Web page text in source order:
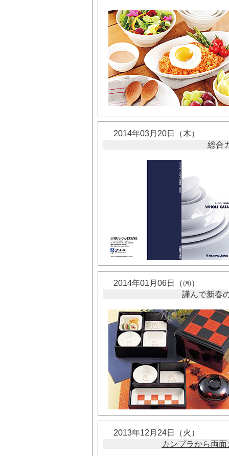
2014年03月20日（木）
総合
2014年01月06日（㈪）
謹んで新春
2013年12月24日（火）
カンプラから両